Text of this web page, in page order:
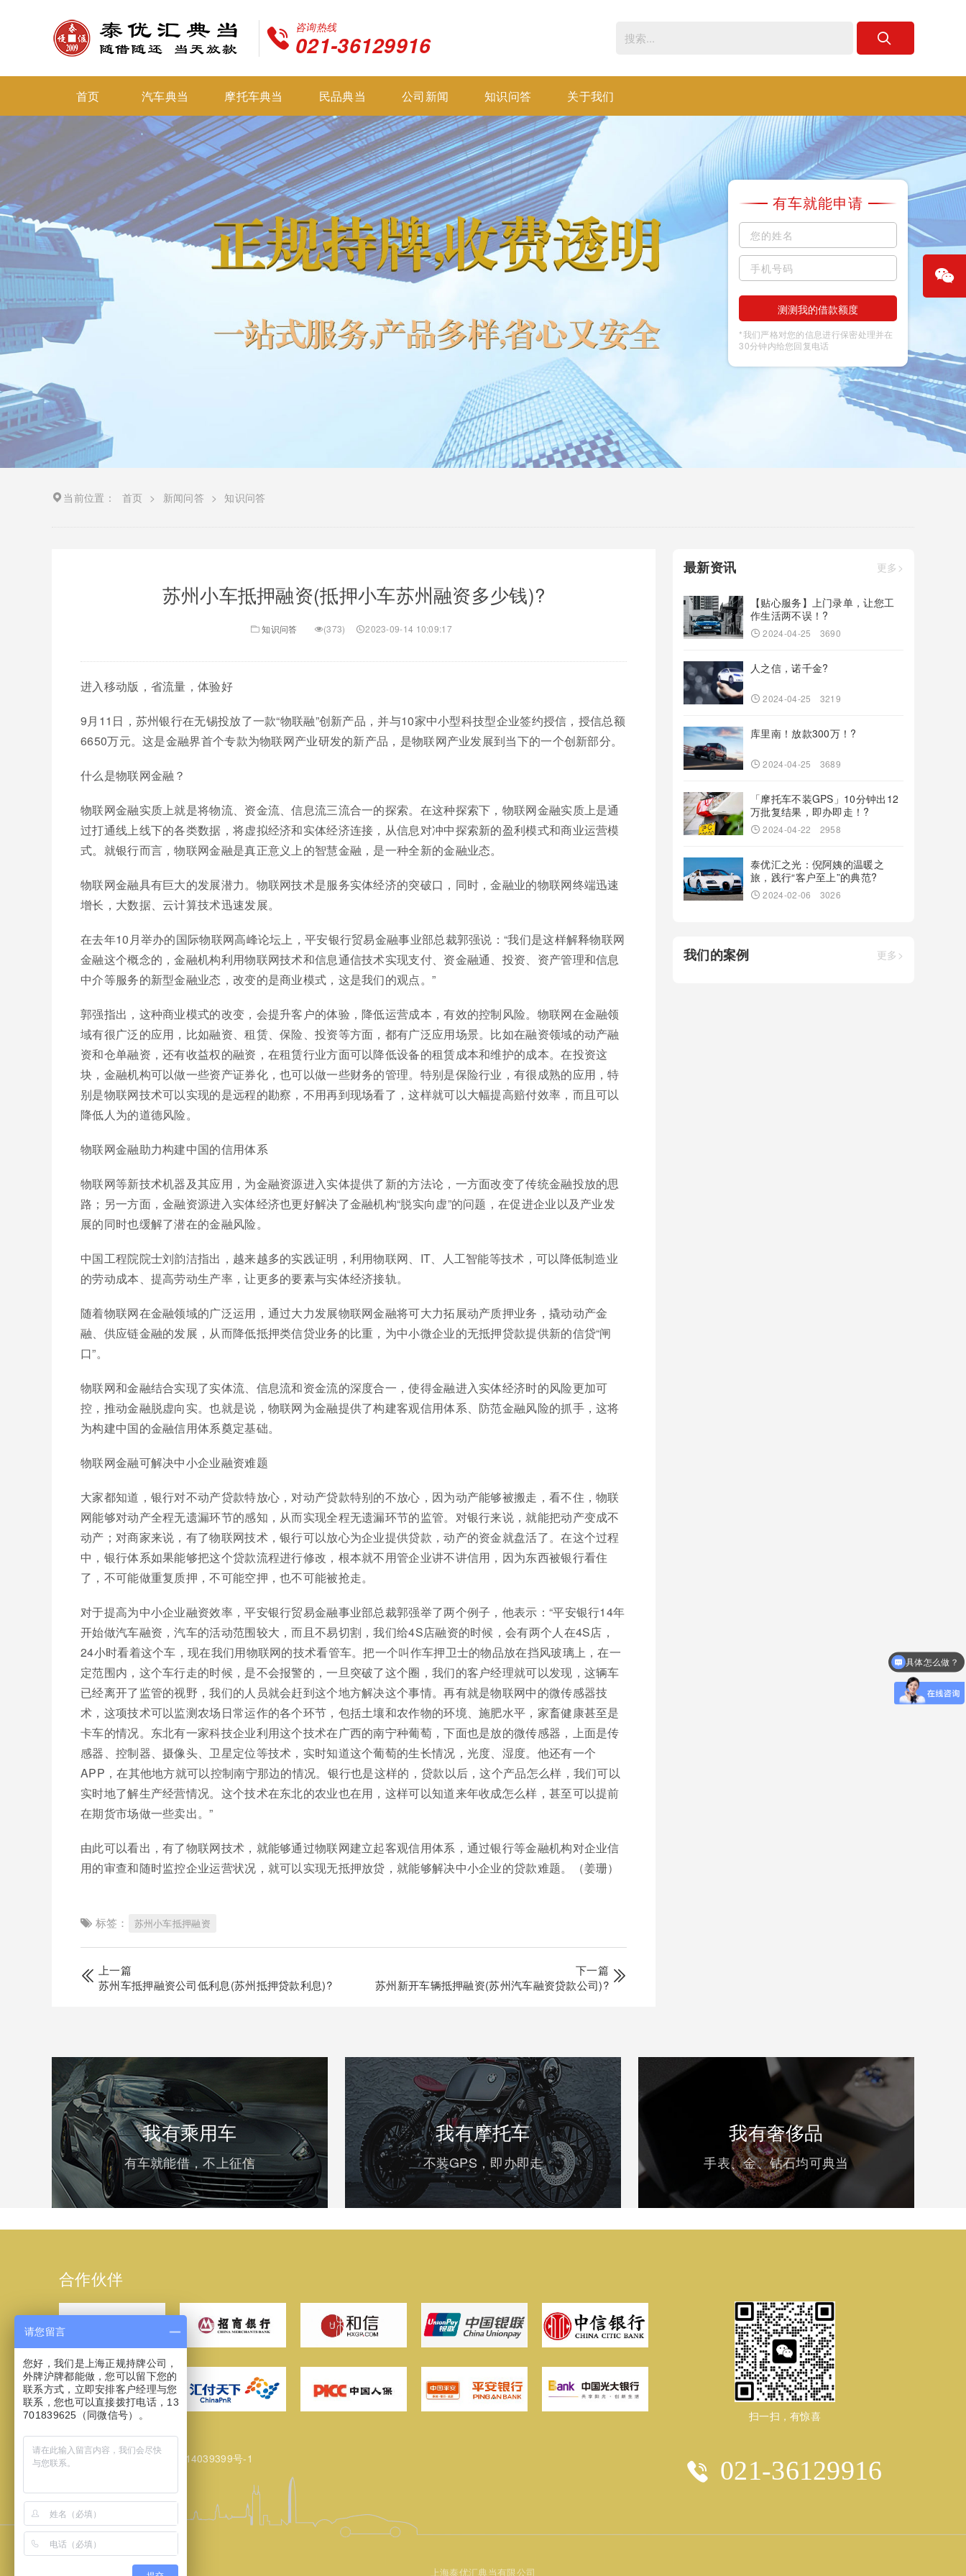
咨询热线
021-36129916
首页 汽车典当 摩托车典当 民品典当 公司新闻 知识问答 关于我们
有车就能申请
测测我的借款额度
*我们严格对您的信息进行保密处理并在
30分钟内给您回复电话
当前位置： 首页 > 新闻问答 > 知识问答
苏州小车抵押融资(抵押小车苏州融资多少钱)?
知识问答 (373) 2023-09-14 10:09:17
进入移动版，省流量，体验好
9月11日，苏州银行在无锡投放了一款“物联融”创新产品，并与10家中小型科技型企业签约授信，授信总额
6650万元。这是金融界首个专款为物联网产业研发的新产品，是物联网产业发展到当下的一个创新部分。
什么是物联网金融？
物联网金融实质上就是将物流、资金流、信息流三流合一的探索。在这种探索下，物联网金融实质上是通
过打通线上线下的各类数据，将虚拟经济和实体经济连接，从信息对冲中探索新的盈利模式和商业运营模
式。就银行而言，物联网金融是真正意义上的智慧金融，是一种全新的金融业态。
物联网金融具有巨大的发展潜力。物联网技术是服务实体经济的突破口，同时，金融业的物联网终端迅速
增长，大数据、云计算技术迅速发展。
在去年10月举办的国际物联网高峰论坛上，平安银行贸易金融事业部总裁郭强说：“我们是这样解释物联网
金融这个概念的，金融机构利用物联网技术和信息通信技术实现支付、资金融通、投资、资产管理和信息
中介等服务的新型金融业态，改变的是商业模式，这是我们的观点。”
郭强指出，这种商业模式的改变，会提升客户的体验，降低运营成本，有效的控制风险。物联网在金融领
域有很广泛的应用，比如融资、租赁、保险、投资等方面，都有广泛应用场景。比如在融资领域的动产融
资和仓单融资，还有收益权的融资，在租赁行业方面可以降低设备的租赁成本和维护的成本。在投资这
块，金融机构可以做一些资产证券化，也可以做一些财务的管理。特别是保险行业，有很成熟的应用，特
别是物联网技术可以实现的是远程的勘察，不用再到现场看了，这样就可以大幅提高赔付效率，而且可以
降低人为的道德风险。
物联网金融助力构建中国的信用体系
物联网等新技术机器及其应用，为金融资源进入实体提供了新的方法论，一方面改变了传统金融投放的思
路；另一方面，金融资源进入实体经济也更好解决了金融机构“脱实向虚”的问题，在促进企业以及产业发
展的同时也缓解了潜在的金融风险。
中国工程院院士刘韵洁指出，越来越多的实践证明，利用物联网、IT、人工智能等技术，可以降低制造业
的劳动成本、提高劳动生产率，让更多的要素与实体经济接轨。
随着物联网在金融领域的广泛运用，通过大力发展物联网金融将可大力拓展动产质押业务，撬动动产金
融、供应链金融的发展，从而降低抵押类信贷业务的比重，为中小微企业的无抵押贷款提供新的信贷“闸
口”。
物联网和金融结合实现了实体流、信息流和资金流的深度合一，使得金融进入实体经济时的风险更加可
控，推动金融脱虚向实。也就是说，物联网为金融提供了构建客观信用体系、防范金融风险的抓手，这将
为构建中国的金融信用体系奠定基础。
物联网金融可解决中小企业融资难题
大家都知道，银行对不动产贷款特放心，对动产贷款特别的不放心，因为动产能够被搬走，看不住，物联
网能够对动产全程无遗漏环节的感知，从而实现全程无遗漏环节的监管。对银行来说，就能把动产变成不
动产；对商家来说，有了物联网技术，银行可以放心为企业提供贷款，动产的资金就盘活了。在这个过程
中，银行体系如果能够把这个贷款流程进行修改，根本就不用管企业讲不讲信用，因为东西被银行看住
了，不可能做重复质押，不可能空押，也不可能被抢走。
对于提高为中小企业融资效率，平安银行贸易金融事业部总裁郭强举了两个例子，他表示：“平安银行14年
开始做汽车融资，汽车的活动范围较大，而且不易切割，我们给4S店融资的时候，会有两个人在4S店，
24小时看着这个车，现在我们用物联网的技术看管车。把一个叫作车押卫士的物品放在挡风玻璃上，在一
定范围内，这个车行走的时候，是不会报警的，一旦突破了这个圈，我们的客户经理就可以发现，这辆车
已经离开了监管的视野，我们的人员就会赶到这个地方解决这个事情。再有就是物联网中的微传感器技
术，这项技术可以监测农场日常运作的各个环节，包括土壤和农作物的环境、施肥水平，家畜健康甚至是
卡车的情况。东北有一家科技企业利用这个技术在广西的南宁种葡萄，下面也是放的微传感器，上面是传
感器、控制器、摄像头、卫星定位等技术，实时知道这个葡萄的生长情况，光度、湿度。他还有一个
APP，在其他地方就可以控制南宁那边的情况。银行也是这样的，贷款以后，这个产品怎么样，我们可以
实时地了解生产经营情况。这个技术在东北的农业也在用，这样可以知道来年收成怎么样，甚至可以提前
在期货市场做一些卖出。”
由此可以看出，有了物联网技术，就能够通过物联网建立起客观信用体系，通过银行等金融机构对企业信
用的审查和随时监控企业运营状况，就可以实现无抵押放贷，就能够解决中小企业的贷款难题。（姜珊）
标签： 苏州小车抵押融资
上一篇
苏州车抵押融资公司低利息(苏州抵押贷款利息)?
下一篇
苏州新开车辆抵押融资(苏州汽车融资贷款公司)?
最新资讯 更多>
【贴心服务】上门录单，让您工
作生活两不误！?
2024-04-25 3690
人之信，诺千金?
2024-04-25 3219
库里南！放款300万！?
2024-04-25 3689
「摩托车不装GPS」10分钟出12
万批复结果，即办即走！?
2024-04-22 2958
泰优汇之光：倪阿姨的温暖之
旅，践行“客户至上”的典范?
2024-02-06 3026
我们的案例 更多>
我有乘用车
有车就能借，不上征信
我有摩托车
不装GPS，即办即走
我有奢侈品
手表、金、钻石均可典当
合作伙伴
扫一扫，有惊喜
网站备案/许可证号： 沪ICP备14039399号-1 021-36129916
上海泰优汇典当有限公司
什么时候放款？
请您留言
您好，我们是上海正规持牌公司，
外牌沪牌都能做，您可以留下您的
联系方式，立即安排客户经理与您
联系，您也可以直接拨打电话，13
701839625（同微信号）。